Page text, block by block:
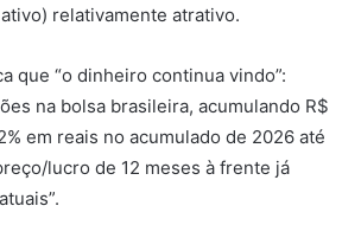
relativamente atrativo.
que “o dinheiro continua vindo”:
na bolsa brasileira, acumulando R$
em reais no acumulado de 2026 até
lucro de 12 meses à frente já